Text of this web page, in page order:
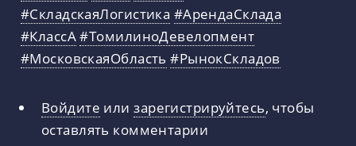
#СкладскаяЛогистика #АрендаСклада
#КлассА#ТомилиноДевелопмент
#МосковскаяОбласть #РынокСкладов
Войдите илизарегистрируйтесь, чтобы
оставлять комментарии